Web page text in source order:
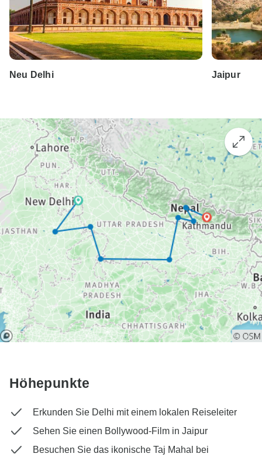
Neu Delhi Jaipur
Höhepunkte
Erkunden Sie Delhi mit einem lokalen Reiseleiter
Sehen Sie einen Bollywood-Film in Jaipur
Besuchen Sie das ikonische Taj Mahal bei